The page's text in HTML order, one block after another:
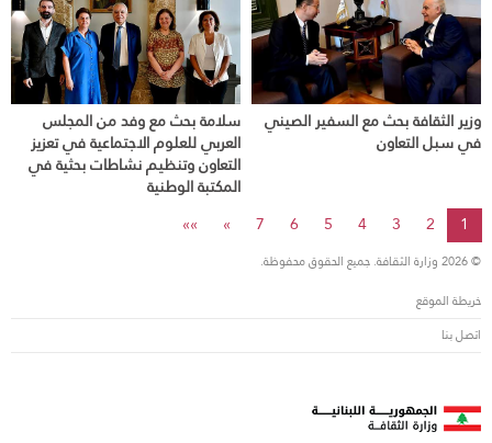
وزير الثقافة بحث مع السفير الصيني
في سبل التعاون
سلامة بحث مع وفد من المجلس
العربي للعلوم الاجتماعية في تعزيز
التعاون وتنظيم نشاطات بحثية في
المكتبة الوطنية
1
2
3
4
5
6
7
»
»»
© 2026 وزارة الثقافة. جميع الحقوق محفوظة.
خريطة الموقع
اتصل بنا